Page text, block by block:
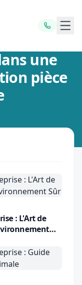
une
pièce
: L'Art de